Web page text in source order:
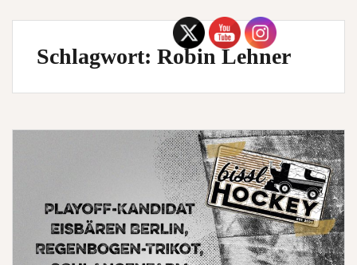
Schlagwort: Robin Lehner